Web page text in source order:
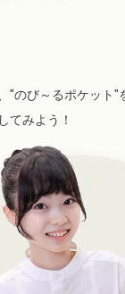
"のび～るポケット"
てみよう！